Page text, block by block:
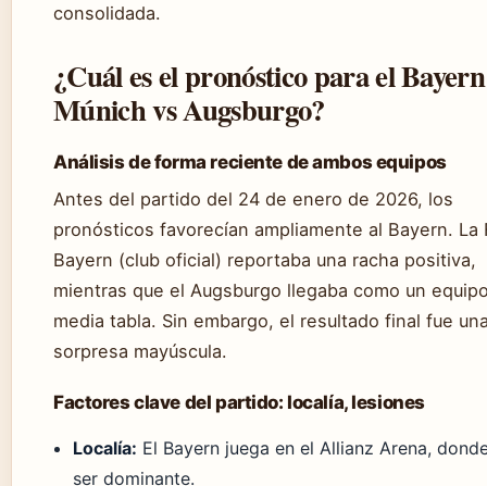
consolidada.
¿Cuál es el pronóstico para el Bayern
Múnich vs Augsburgo?
Análisis de forma reciente de ambos equipos
Antes del partido del 24 de enero de 2026, los
pronósticos favorecían ampliamente al Bayern. La
Bayern (club oficial) reportaba una racha positiva,
mientras que el Augsburgo llegaba como un
media tabla. Sin embargo, el resultado final fue
sorpresa mayúscula.
Factores clave del partido: localía, lesiones
Localía: El Bayern juega en el Allianz Arena,
ser dominante.